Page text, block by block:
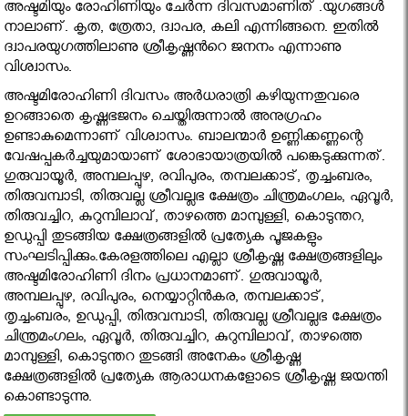
അഷ്ടമിയും രോഹിണിയും ചേര്‍ന്ന ദിവസമാണിത് .യുഗങ്ങള്‍
നാലാണ്. കൃത, ത്രേതാ, ദ്വാപര, കലി എന്നിങ്ങനെ. ഇതില്‍
ദ്വാപരയുഗത്തിലാണു ശ്രീകൃഷ്ണന്‍റെ ജനനം എന്നാണു
വിശ്വാസം.
അഷ്ടമിരോഹിണി ദിവസം അര്‍ധരാത്രി കഴിയുന്നതുവരെ
ഉറങ്ങാതെ കൃഷ്ണഭജനം ചെയ്തിരുന്നാല്‍ അനുഗ്രഹം
ഉണ്ടാകുമെന്നാണ് വിശ്വാസം. ബാലന്മാര്‍ ഉണ്ണിക്കണ്ണന്റെ
വേഷപ്പകര്‍ച്ചയുമായാണ് ശോഭായാത്രയില്‍ പങ്കെടുക്കുന്നത്.
ഗുരുവായൂര്‍, അമ്പലപ്പുഴ, രവിപുരം, തമ്പലക്കാട്, തൃച്ചംബരം,
തിരുവമ്പാടി, തിരുവല്ല ശ്രീവല്ലഭ ക്ഷേത്രം ചിന്ത്രമംഗലം, ഏവൂര്‍,
തിരുവച്ചിറ, കുറുമ്പിലാവ്, താഴത്തെ മാമ്പുള്ളി, കൊടുന്തറ,
ഉഡുപ്പി തുടങ്ങിയ ക്ഷേത്രങ്ങളില്‍ പ്രത്യേക പൂജകളും
സംഘടിപ്പിക്കും.കേരളത്തിലെ എല്ലാ ശ്രീകൃഷ്ണ ക്ഷേത്രങ്ങളിലും
അഷ്ടമിരോഹിണി ദിനം പ്രധാനമാണ്. ഗുരുവായൂര്‍,
അമ്പലപ്പുഴ, രവിപുരം, നെയ്യാറ്റിന്‍കര, തമ്പലക്കാട്,
തൃച്ചംബരം, ഉഡുപ്പി, തിരുവമ്പാടി, തിരുവല്ല ശ്രീവല്ലഭ ക്ഷേത്രം
ചിന്ത്രമംഗലം, ഏവൂര്‍, തിരുവച്ചിറ, കുറുമ്പിലാവ്, താഴത്തെ
മാമ്പുള്ളി, കൊടുന്തറ തുടങ്ങി അനേകം ശ്രീകൃഷ്ണ
ക്ഷേത്രങ്ങളില്‍ പ്രത്യേക ആരാധനകളോടെ ശ്രീകൃഷ്ണ ജയന്തി
കൊണ്ടാടുന്നു.